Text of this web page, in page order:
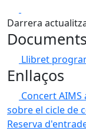
Darrera
Documents
Llibret
Enllaços
Concert AIMS
sobre el cicle de
Reserva